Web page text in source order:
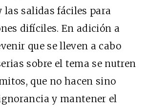
las salidas fáciles para
difíciles. En adición a
que se lleven a cabo
sobre el tema se nutren
que no hacen sino
y mantener el